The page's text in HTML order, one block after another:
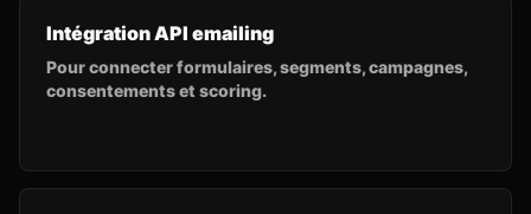
Intégration API emailing
Pour connecter formulaires, segments, campagnes,
consentements et scoring.